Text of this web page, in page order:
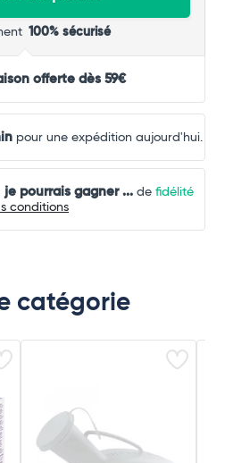
100% sécurisé
offerte dès 59€
pour une expédition aujourd'hui.
je pourrais gagner ...de fidélité
conditions
catégorie